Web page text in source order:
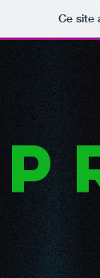
Ce site